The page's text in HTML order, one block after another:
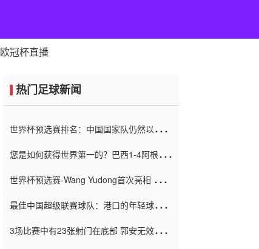
欧冠杯直播
热门足球新闻
世界杯预选赛排名：中国国家队仍然以6分
您是如何获得世界第一的？巴西1-4阿根
世界杯预选赛-Wang Yudong首次亮相 中国
最佳中国超级联赛球队：港口的年轻球员在
（Taishan）
3场比赛中有23张射门在底部 郭安无效传球